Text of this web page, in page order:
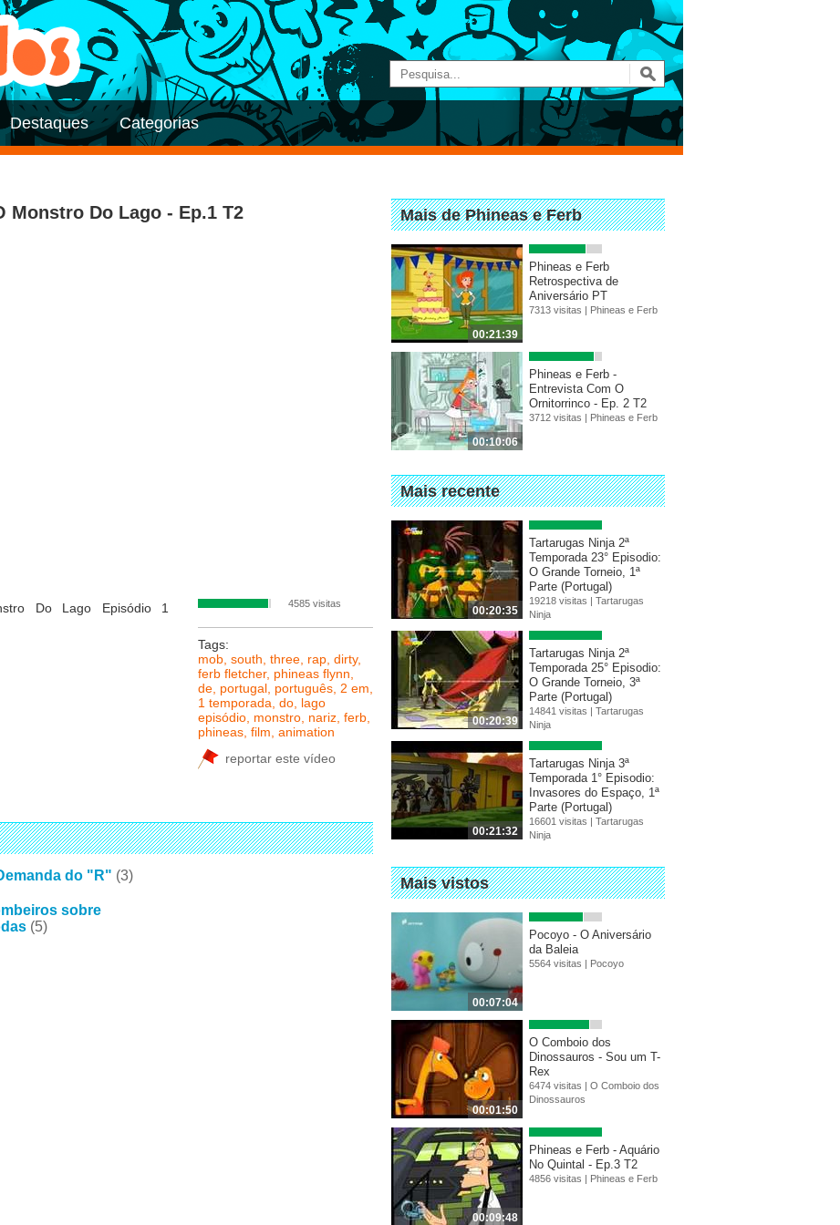
Destaques Categorias
Monstro Do Lago - Ep.1 T2
Do Lago Episódio 1
4585 visitas
Tags:
mob south three rap dirty,
ferb fletcher, phineas flynn
de portugal português 2 em
1 temporada do lago
episódio monstro nariz ferb
phineas film animation
reportar este vídeo
do "R" (3)
sobre
(5)
Mais de Phineas e Ferb
00:21:39
Phineas e Ferb
Retrospectiva de
Aniversário PT
7313 visitas | Phineas e Ferb
00:10:06
Phineas e Ferb -
Entrevista Com O
Ornitorrinco - Ep. 2 T2
3712 visitas | Phineas e Ferb
Mais recente
00:20:35
Tartarugas Ninja 2ª
Temporada 23° Episodio:
O Grande Torneio, 1ª
Parte (Portugal)
19218 visitas | Tartarugas
Ninja
00:20:39
Tartarugas Ninja 2ª
Temporada 25° Episodio:
O Grande Torneio, 3ª
Parte (Portugal)
14841 visitas | Tartarugas
Ninja
00:21:32
Tartarugas Ninja 3ª
Temporada 1° Episodio:
Invasores do Espaço, 1ª
Parte (Portugal)
16601 visitas | Tartarugas
Ninja
Mais vistos
00:07:04
Pocoyo - O Aniversário
da Baleia
5564 visitas | Pocoyo
00:01:50
O Comboio dos
Dinossauros - Sou um T-
Rex
6474 visitas | O Comboio dos
Dinossauros
00:09:48
Phineas e Ferb - Aquário
No Quintal - Ep.3 T2
4856 visitas | Phineas e Ferb